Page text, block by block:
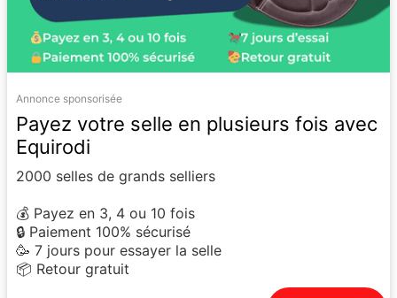
Annonce sponsorisée
Payez votre selle en plusieurs fois avec
Equirodi
2000 selles de grands selliers
💰 Payez en 3, 4 ou 10 fois
🔒 Paiement 100% sécurisé
🥳 7 jours pour essayer la selle
📦 Retour gratuit